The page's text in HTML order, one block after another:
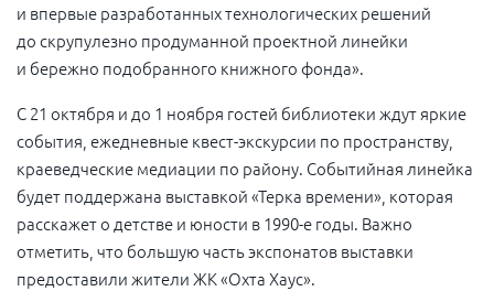
и впервые разработанных технологических решений
до скрупулезно продуманной проектной линейки
и бережно подобранного книжного фонда».
С 21 октября и до 1 ноября гостей библиотеки ждут яркие
события, ежедневные квест-экскурсии по пространству,
краеведческие медиации по району. Событийная линейка
будет поддержана выставкой «Терка времени», которая
расскажет о детстве и юности в 1990-егоды. Важно
отметить, что большую часть экспонатов выставки
предоставили жители ЖК «Охта Хаус».